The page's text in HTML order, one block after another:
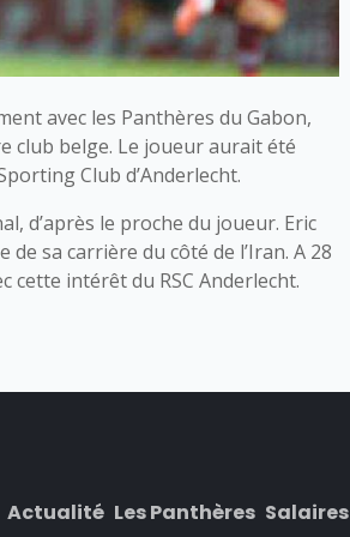
avec les Panthères du Gabon,
club belge. Le joueur aurait été
Club d’Anderlecht.
d’après le proche du joueur. Eric
sa carrière du côté de l’Iran. A 28
intérêt du RSC Anderlecht.
Actualité Les Panthères Salaires